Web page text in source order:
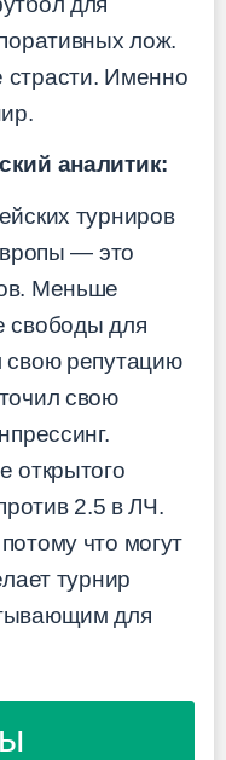
лож.
Именно
аналитик:
турниров
— это
Меньше
свободы для
свою репутацию
свою
открытого
2.5 в ЛЧ.
что могут
турнир
для